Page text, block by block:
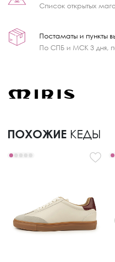
Список открытых
Постаматы и пункты
По СПБ и МСК 3 дня,
ПОХОЖИЕ КЕДЫ